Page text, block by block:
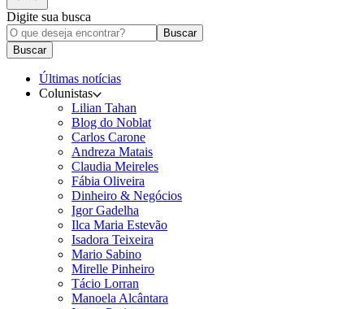
Digite sua busca
Buscar
Buscar
Últimas notícias
Colunistas
Lilian Tahan
Blog do Noblat
Carlos Carone
Andreza Matais
Claudia Meireles
Fábia Oliveira
Dinheiro & Negócios
Igor Gadelha
Ilca Maria Estevão
Isadora Teixeira
Mario Sabino
Mirelle Pinheiro
Tácio Lorran
Manoela Alcântara